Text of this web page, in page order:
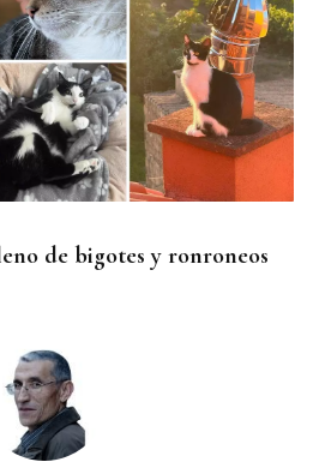
DJ francés Kavinsky, autor
de bigotes y ronroneos